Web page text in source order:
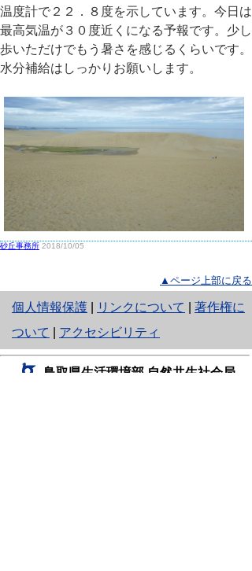
温度計で２２．８度を示しています。今日は
最高気温が３０度近くになる予報です。少し
歩いただけでもう暑さを感じるくらいです。
水分補給はしっかりお願いします。
砂丘事務所 2018/10/05
▲ページ上部に戻る
個人情報保護
と
り
ネ
リンクについて
著作権に
ついて
アクセシビリティ
鳥取県生活環境部 自然共生社会局